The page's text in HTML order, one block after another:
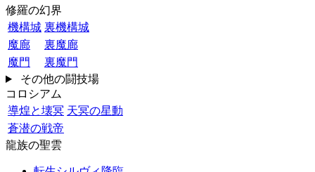
修羅の幻界
機構城 裏機構城
魔廊
裏魔廊
魔門
裏魔門
その他の闘技場
コロシアム
導煌と壊冥 天冥の星動
蒼潜の戦帝
龍族の聖雲